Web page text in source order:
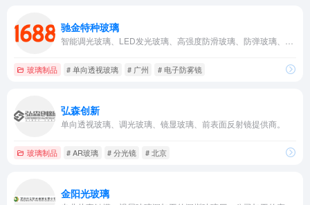
驰金特种玻璃
玻璃制品 # 单向透视玻璃 # 广州 # 电子防雾镜
弘森创新
单向透视玻璃、调光玻璃、镜显玻璃、前表面反射镜提供商。
玻璃制品 # AR玻璃 # 分光镜 # 北京
金阳光玻璃